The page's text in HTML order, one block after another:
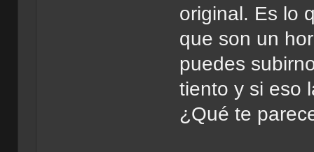
original. Es lo
que son un
puedes
tiento y si eso
¿Qué te